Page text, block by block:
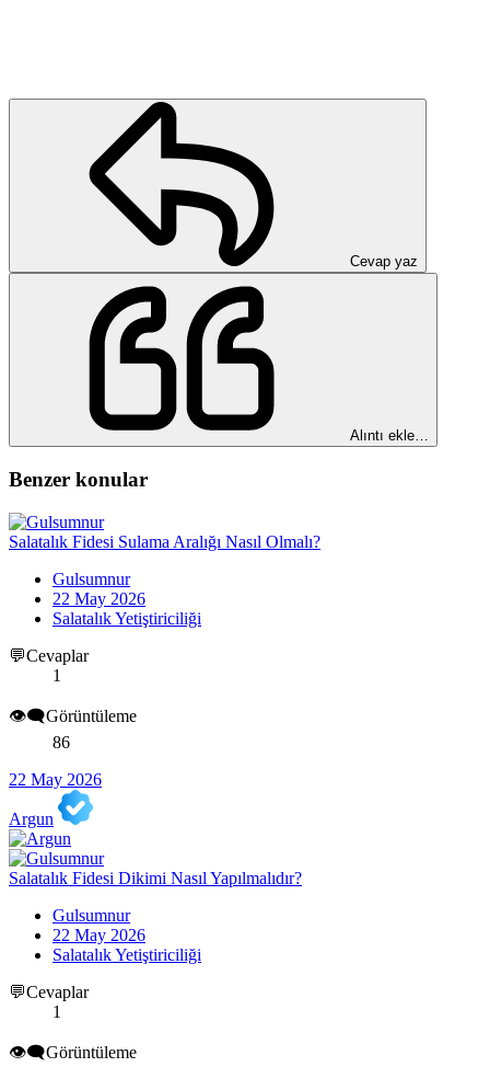
Cevap yaz
Alıntı ekle…
Benzer konular
Salatalık Fidesi Sulama Aralığı Nasıl Olmalı?
Gulsumnur
22 May 2026
Salatalık Yetiştiriciliği
💬Cevaplar
1
👁️‍🗨️Görüntüleme
86
22 May 2026
Argun
Salatalık Fidesi Dikimi Nasıl Yapılmalıdır?
Gulsumnur
22 May 2026
Salatalık Yetiştiriciliği
💬Cevaplar
1
👁️‍🗨️Görüntüleme